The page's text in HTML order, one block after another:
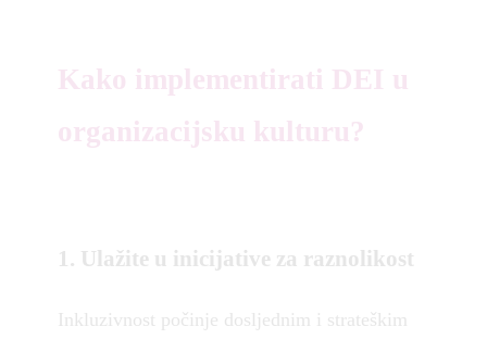
Kako implementirati DEI u
organizacijsku kulturu?
1. Ulažite u inicijative za raznolikost
Inkluzivnost počinje dosljednim i strateškim